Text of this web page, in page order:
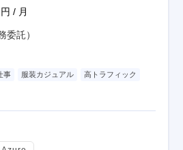
円 / 月
委託）
事 服装カジュアル 高トラフィック